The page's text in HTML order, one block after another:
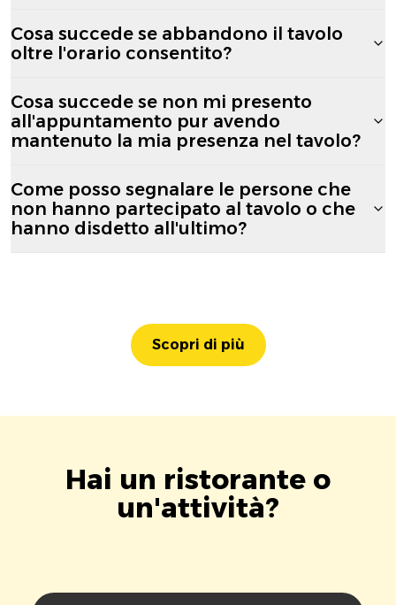
Cosa succede se abbandono il tavolo
oltre l'orario consentito?
Cosa succede se non mi presento
all'appuntamento pur avendo
mantenuto la mia presenza nel tavolo?
Come posso segnalare le persone che
non hanno partecipato al tavolo o che
hanno disdetto all'ultimo?
Scopri di più
Hai un ristorante o
un'attività?